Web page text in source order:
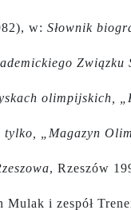
w: Słownik
Związku
olimpijskich,
tylko, „Magazyn
, Rzeszów
Mulak i zespół